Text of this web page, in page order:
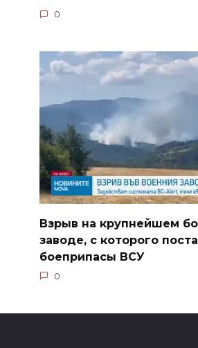
0
Взрыв на крупнейшем
заводе, с которого
боеприпасы ВСУ
0